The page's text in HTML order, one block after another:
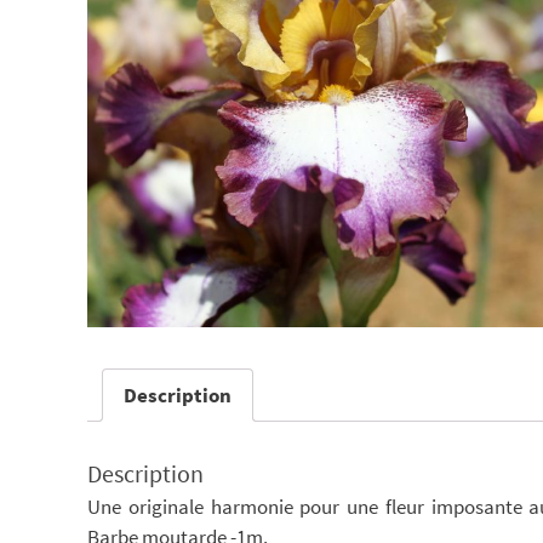
Description
Description
Une originale harmonie pour une fleur imposante
Barbe moutarde -1m.